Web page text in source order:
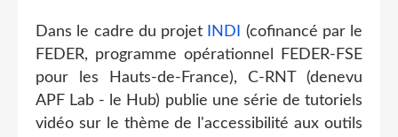
Dans le cadre du projet INDI
(cofinancé par le
FEDER, programme opérationnel FEDER-FSE
pour les Hauts-de-France), C-RNT (denevu
APF Lab - le Hub) publie une série de tutoriels
vidéo sur le thème de l'accessibilité aux outils